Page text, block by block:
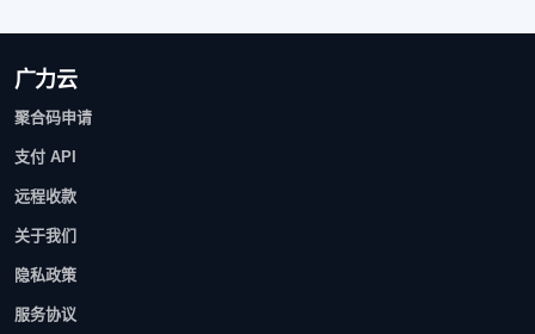
广力云
聚合码申请
支付 API
远程收款
关于我们
隐私政策
服务协议